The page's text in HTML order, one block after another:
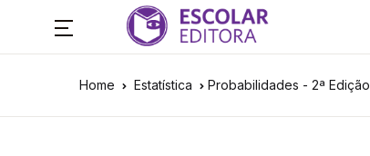
Home Estatística Probabilidades - 2ª Edição